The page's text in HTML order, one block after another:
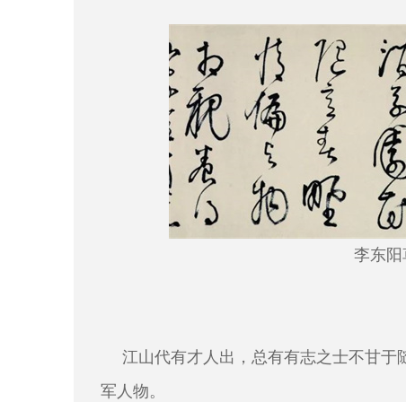
李东阳
江山代有才人出，总有有志之士不甘
军人物。